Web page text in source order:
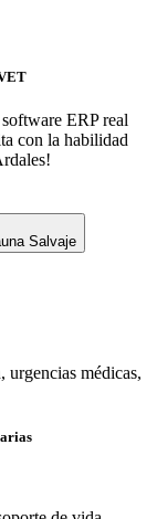
ERP real
con la habilidad
!
Salvaje
urgencias médicas,